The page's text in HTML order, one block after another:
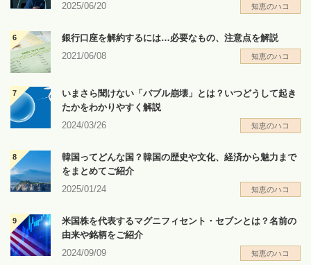
2025/06/20
知恵のハコ
銀行口座を解約するには…必要なもの、注意点を解説
2021/06/08
知恵のハコ
いまさら聞けない「バブル崩壊」とは？いつどうして起き
たかをわかりやすく解説
2024/03/26
知恵のハコ
韓国ってどんな国？韓国の歴史や文化、経済から魅力まで
をまとめてご紹介
2025/01/24
知恵のハコ
米国株を代表するマグニフィセント・セブンとは？名前の
由来や銘柄をご紹介
2024/09/09
知恵のハコ